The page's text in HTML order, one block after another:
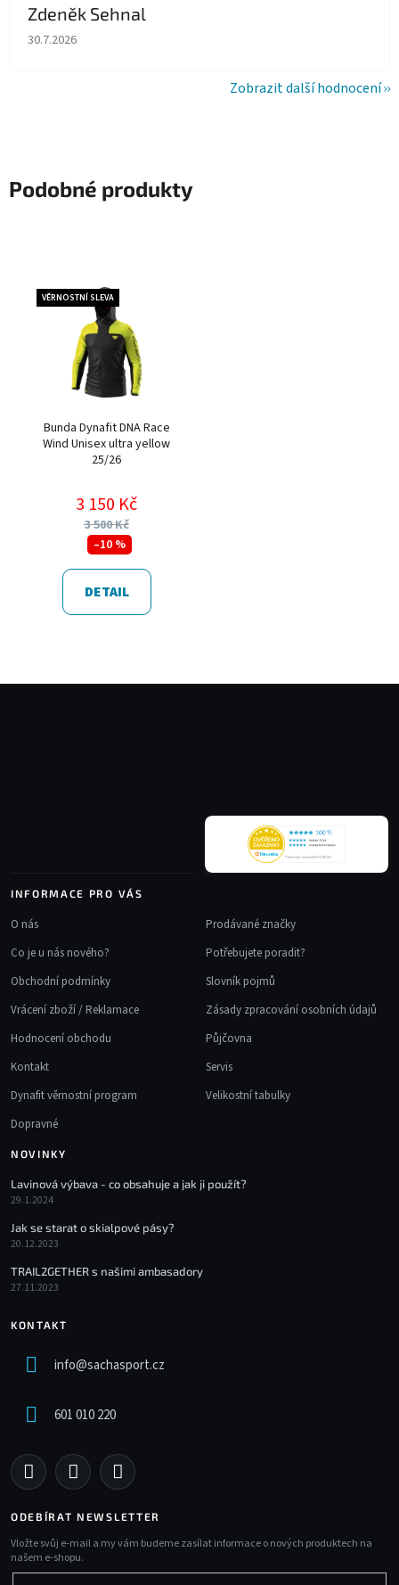
Zdeněk Sehnal
Hodnocení obchodu je 5 z 5 hvězdiček.
30.7.2026
Zobrazit další hodnocení
Podobné produkty
VĚRNOSTNÍ SLEVA
Bunda Dynafit DNA Race
Wind Unisex ultra yellow
25/26
3 150 Kč
3 500 Kč
–10 %
DETAIL
INFORMACE PRO VÁS
O nás
Co je u nás nového?
Obchodní podmínky
Vrácení zboží / Reklamace
Hodnocení obchodu
Kontakt
Dynafit věrnostní program
Dopravné
Prodávané značky
Potřebujete poradit?
Slovník pojmů
Zásady zpracování osobních údajů
Půjčovna
Servis
Velikostní tabulky
NOVINKY
Lavinová výbava - co obsahuje a jak ji použít?
29.1.2024
Jak se starat o skialpové pásy?
20.12.2023
TRAIL2GETHER s našimi ambasadory
27.11.2023
KONTAKT
info@sachasport.cz
601 010 220
ODEBÍRAT NEWSLETTER
Vložte svůj e-mail a my vám budeme zasílat informace o nových produktech na
našem e-shopu.